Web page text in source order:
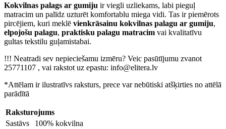
Kokvilnas palags ar gumiju ir viegli uzliekams, labi pieguļ
matracim un palīdz uzturēt komfortablu miega vidi. Tas ir piemērots
pircējiem, kuri meklē vienkrāsainu kokvilnas palagu ar gumiju,
elpojošu palagu, praktisku palagu matracim vai kvalitatīvu
gultas tekstilu guļamistabai.
!!! Neatradi sev nepieciešamu izmēru? Veic pasūtījumu zvanot
25771107 , vai rakstot uz epastu: info@elitera.lv
*Attēlam ir ilustratīvs raksturs, prece var nebūtiski atšķirties no attēlā
parādītā
Raksturojums
Sastāvs
100% kokvilna